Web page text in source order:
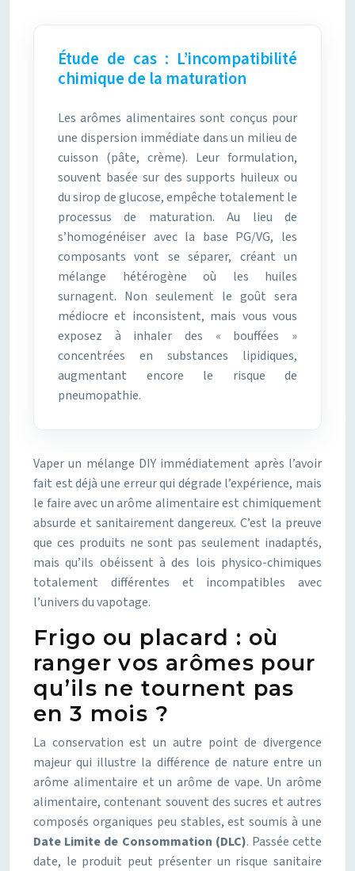
Étude de cas : L’incompatibilité
chimique de la maturation
Les arômes alimentaires sont conçus pour
une dispersion immédiate dans un milieu de
cuisson (pâte, crème). Leur formulation,
souvent basée sur des supports huileux ou
du sirop de glucose, empêche totalement le
processus de maturation. Au lieu de
s’homogénéiser avec la base PG/VG, les
composants vont se séparer, créant un
mélange hétérogène où les huiles
surnagent. Non seulement le goût sera
médiocre et inconsistent, mais vous vous
exposez à inhaler des « bouffées »
concentrées en substances lipidiques,
augmentant encore le risque de
pneumopathie.
Vaper un mélange DIY immédiatement après l’avoir
fait est déjà une erreur qui dégrade l’expérience, mais
le faire avec un arôme alimentaire est chimiquement
absurde et sanitairement dangereux. C’est la preuve
que ces produits ne sont pas seulement inadaptés,
mais qu’ils obéissent à des lois physico-chimiques
totalement différentes et incompatibles avec
l’univers du vapotage.
Frigo ou placard : où
ranger vos arômes pour
qu’ils ne tournent pas
en 3 mois ?
La conservation est un autre point de divergence
majeur qui illustre la différence de nature entre un
arôme alimentaire et un arôme de vape. Un arôme
alimentaire, contenant souvent des sucres et autres
composés organiques peu stables, est soumis à une
Date Limite de Consommation (DLC). Passée cette
date, le produit peut présenter un risque sanitaire